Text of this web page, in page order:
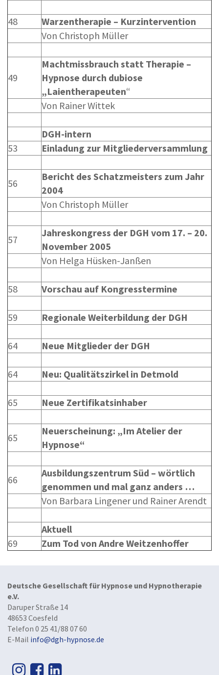
48
Warzentherapie – Kurzintervention
Von Christoph Müller
49
Machtmissbrauch statt Therapie –
Hypnose durch dubiose
„Laientherapeuten“
Von Rainer Wittek
DGH-intern
53
Einladung zur Mitgliederversammlung
56
Bericht des Schatzmeisters zum Jahr
2004
Von Christoph Müller
57
Jahreskongress der DGH vom 17. – 20.
November 2005
Von Helga Hüsken-Janßen
58 Vorschau auf Kongresstermine
59 Regionale Weiterbildung der DGH
64 Neue Mitglieder der DGH
64 Neu: Qualitätszirkel in Detmold
65 Neue Zertifikatsinhaber
65
Neuerscheinung: „Im Atelier der
Hypnose“
66
Ausbildungszentrum Süd – wörtlich
genommen und mal ganz anders …
Von Barbara Lingener und Rainer Arendt
Aktuell
69
Zum Tod von Andre Weitzenhoffer
Deutsche Gesellschaft für Hypnose und Hypnotherapie
e.V.
Daruper Straße 14
48653 Coesfeld
Telefon 0 25 41/88 07 60
E-Mail info@dgh-hypnose.de